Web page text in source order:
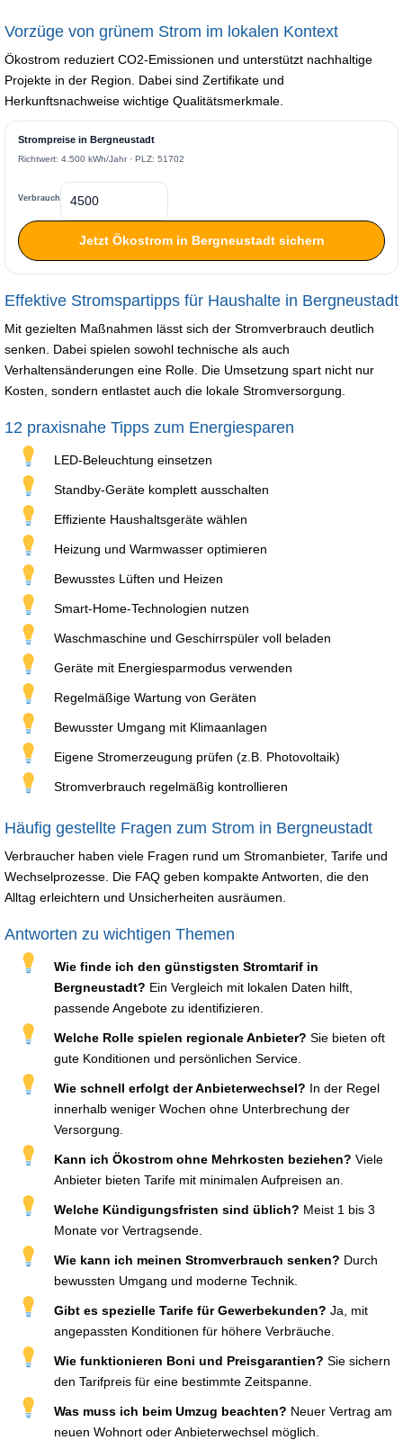
Vorzüge von grünem Strom im lokalen Kontext
Ökostrom reduziert CO2-Emissionen und unterstützt nachhaltige
Projekte in der Region. Dabei sind Zertifikate und
Herkunftsnachweise wichtige Qualitätsmerkmale.
Strompreise in Bergneustadt
Richtwert: 4.500 kWh/Jahr · PLZ: 51702
Verbrauch
Jetzt Ökostrom in Bergneustadt sichern
Effektive Stromspartipps für Haushalte in Bergneustadt
Mit gezielten Maßnahmen lässt sich der Stromverbrauch deutlich
senken. Dabei spielen sowohl technische als auch
Verhaltensänderungen eine Rolle. Die Umsetzung spart nicht nur
Kosten, sondern entlastet auch die lokale Stromversorgung.
12 praxisnahe Tipps zum Energiesparen
LED-Beleuchtung einsetzen
Standby-Geräte komplett ausschalten
Effiziente Haushaltsgeräte wählen
Heizung und Warmwasser optimieren
Bewusstes Lüften und Heizen
Smart-Home-Technologien nutzen
Waschmaschine und Geschirrspüler voll beladen
Geräte mit Energiesparmodus verwenden
Regelmäßige Wartung von Geräten
Bewusster Umgang mit Klimaanlagen
Eigene Stromerzeugung prüfen (z.B. Photovoltaik)
Stromverbrauch regelmäßig kontrollieren
Häufig gestellte Fragen zum Strom in Bergneustadt
Verbraucher haben viele Fragen rund um Stromanbieter, Tarife und
Wechselprozesse. Die FAQ geben kompakte Antworten, die den
Alltag erleichtern und Unsicherheiten ausräumen.
Antworten zu wichtigen Themen
Wie finde ich den günstigsten Stromtarif in
Bergneustadt? Ein Vergleich mit lokalen Daten hilft,
passende Angebote zu identifizieren.
Welche Rolle spielen regionale Anbieter? Sie bieten oft
gute Konditionen und persönlichen Service.
Wie schnell erfolgt der Anbieterwechsel? In der Regel
innerhalb weniger Wochen ohne Unterbrechung der
Versorgung.
Kann ich Ökostrom ohne Mehrkosten beziehen? Viele
Anbieter bieten Tarife mit minimalen Aufpreisen an.
Welche Kündigungsfristen sind üblich? Meist 1 bis 3
Monate vor Vertragsende.
Wie kann ich meinen Stromverbrauch senken? Durch
bewussten Umgang und moderne Technik.
Gibt es spezielle Tarife für Gewerbekunden? Ja, mit
angepassten Konditionen für höhere Verbräuche.
Wie funktionieren Boni und Preisgarantien? Sie sichern
den Tarifpreis für eine bestimmte Zeitspanne.
Was muss ich beim Umzug beachten? Neuer Vertrag am
neuen Wohnort oder Anbieterwechsel möglich.